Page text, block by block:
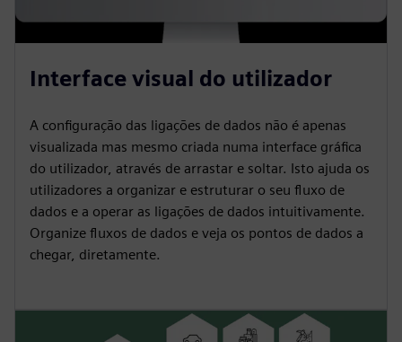
Interface visual do utilizador
A configuração das ligações de dados não é apenas
visualizada mas mesmo criada numa interface gráfica
do utilizador, através de arrastar e soltar. Isto ajuda os
utilizadores a organizar e estruturar o seu fluxo de
dados e a operar as ligações de dados intuitivamente.
Organize fluxos de dados e veja os pontos de dados a
chegar, diretamente.